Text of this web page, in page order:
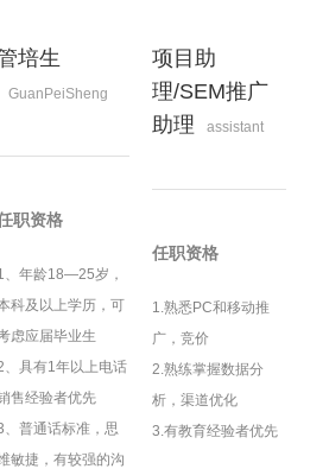
培生
GuanPeiSheng
职资格
、年龄18—25岁，
科及以上学历，可
虑应届毕业生
、具有1年以上电话
售经验者优先
、普通话标准，思
敏捷，有较强的沟
项目助
理/SEM推广
助理
assistant
任职资格
1.熟悉PC和移动推
广，竞价
2.熟练掌握数据分
析，渠道优化
3.有教育经验者优先